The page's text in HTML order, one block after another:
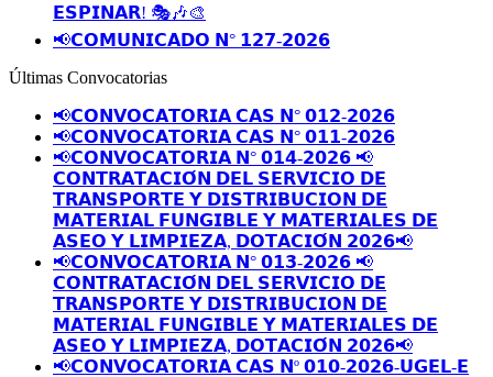
𝗘𝗦𝗣𝗜𝗡𝗔𝗥! 🎭🎶🎨
📢𝗖𝗢𝗠𝗨𝗡𝗜𝗖𝗔𝗗𝗢 𝗡° 𝟭𝟮𝟳-𝟮𝟬𝟮𝟲
Últimas Convocatorias
📢𝗖𝗢𝗡𝗩𝗢𝗖𝗔𝗧𝗢𝗥𝗜𝗔 𝗖𝗔𝗦 𝗡° 𝟬𝟭𝟮-𝟮𝟬𝟮𝟲
📢𝗖𝗢𝗡𝗩𝗢𝗖𝗔𝗧𝗢𝗥𝗜𝗔 𝗖𝗔𝗦 𝗡° 𝟬𝟭𝟭-𝟮𝟬𝟮𝟲
📢𝗖𝗢𝗡𝗩𝗢𝗖𝗔𝗧𝗢𝗥𝗜𝗔 𝗡° 𝟬𝟭𝟰-𝟮𝟬𝟮𝟲 📢
𝗖𝗢𝗡𝗧𝗥𝗔𝗧𝗔𝗖𝗜𝗢́𝗡 𝗗𝗘𝗟 𝗦𝗘𝗥𝗩𝗜𝗖𝗜𝗢 𝗗𝗘
𝗧𝗥𝗔𝗡𝗦𝗣𝗢𝗥𝗧𝗘 𝗬 𝗗𝗜𝗦𝗧𝗥𝗜𝗕𝗨𝗖𝗜𝗢𝗡 𝗗𝗘
𝗠𝗔𝗧𝗘𝗥𝗜𝗔𝗟 𝗙𝗨𝗡𝗚𝗜𝗕𝗟𝗘 𝗬 𝗠𝗔𝗧𝗘𝗥𝗜𝗔𝗟𝗘𝗦 𝗗𝗘
𝗔𝗦𝗘𝗢 𝗬 𝗟𝗜𝗠𝗣𝗜𝗘𝗭𝗔, 𝗗𝗢𝗧𝗔𝗖𝗜𝗢́𝗡 𝟮𝟬𝟮𝟲📢
📢𝗖𝗢𝗡𝗩𝗢𝗖𝗔𝗧𝗢𝗥𝗜𝗔 𝗡° 𝟬𝟭𝟯-𝟮𝟬𝟮𝟲 📢
𝗖𝗢𝗡𝗧𝗥𝗔𝗧𝗔𝗖𝗜𝗢́𝗡 𝗗𝗘𝗟 𝗦𝗘𝗥𝗩𝗜𝗖𝗜𝗢 𝗗𝗘
𝗧𝗥𝗔𝗡𝗦𝗣𝗢𝗥𝗧𝗘 𝗬 𝗗𝗜𝗦𝗧𝗥𝗜𝗕𝗨𝗖𝗜𝗢𝗡 𝗗𝗘
𝗠𝗔𝗧𝗘𝗥𝗜𝗔𝗟 𝗙𝗨𝗡𝗚𝗜𝗕𝗟𝗘 𝗬 𝗠𝗔𝗧𝗘𝗥𝗜𝗔𝗟𝗘𝗦 𝗗𝗘
𝗔𝗦𝗘𝗢 𝗬 𝗟𝗜𝗠𝗣𝗜𝗘𝗭𝗔, 𝗗𝗢𝗧𝗔𝗖𝗜𝗢́𝗡 𝟮𝟬𝟮𝟲📢
📢𝗖𝗢𝗡𝗩𝗢𝗖𝗔𝗧𝗢𝗥𝗜𝗔 𝗖𝗔𝗦 𝗡º 𝟬𝟭𝟬-𝟮𝟬𝟮𝟲-𝗨𝗚𝗘𝗟-𝗘